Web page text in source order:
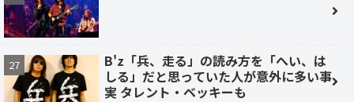
B'z「兵、走る」の読み方を「へい、は
しる」だと思っていた人が意外に多い事
実 タレント・ベッキーも